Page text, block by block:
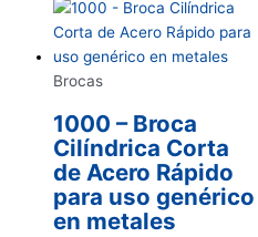
Brocas
1000 – Broca
Cilíndrica Corta
de Acero Rápido
para uso genérico
en metales